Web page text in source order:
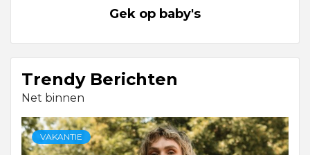
Gek op baby's
Trendy Berichten
Net binnen
VAKANTIE